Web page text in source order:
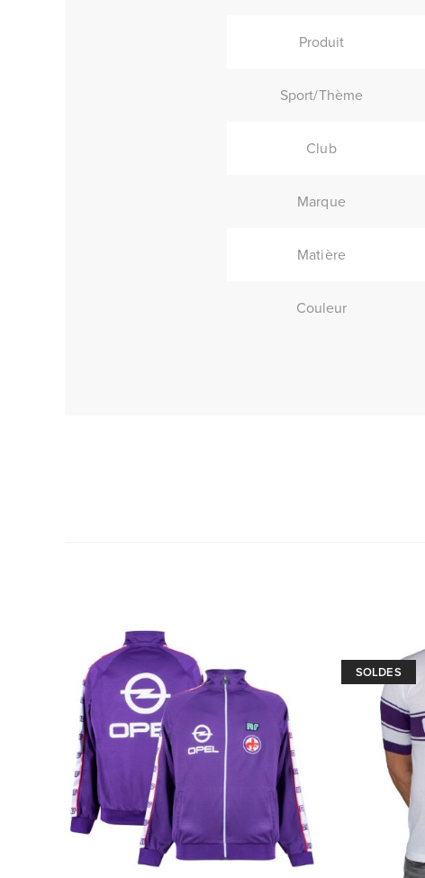
Produit
Sport/Thème
Club
Marque
Matière
Couleur
SOLDES